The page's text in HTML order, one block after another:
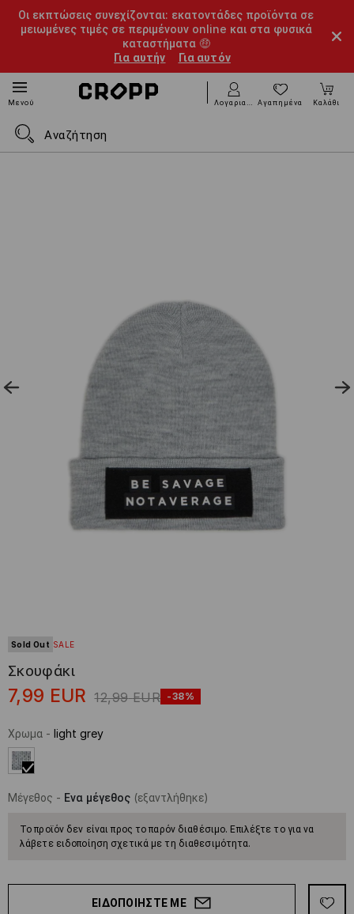
Οι εκπτώσεις συνεχίζονται: εκατοντάδες προϊόντα σε
μειωμένες τιμές σε περιμένουν online και στα φυσικά
καταστήματα 🤑
Για αυτήν
Για αυτόν
Μενού ΛογαριασμόςΑγαπημένα Καλάθι
Sold Out SALE
Σκουφάκι
7,99 EUR 12,99 EUR -38%
Χρωμα - light grey
Μέγεθος - Ενα μέγεθος (εξαντλήθηκε)
Το προϊόν δεν είναι προς το παρόν διαθέσιμο. Επιλέξτε το για να
λάβετε ειδοποίηση σχετικά με τη διαθεσιμότητα.
ΕΙΔΟΠΟΙΉΣΤΕ ΜΕ